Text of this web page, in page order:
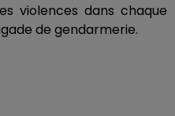
violences dans chaque
de gendarmerie.